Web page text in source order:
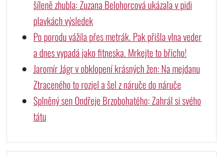
šíleně zhubla: Zuzana Belohorcová ukázala v pidi
plavkách výsledek
Po porodu vážila přes metrák. Pak přišla vlna veder
a dnes vypadá jako fitneska. Mrkejte to břicho!
Jaromír Jágr v obklopení krásných žen: Na mejdanu
Ztraceného to rozjel a šel z náruče do náruče
Splněný sen Ondřeje Brzobohatého: Zahrál si svého
tátu